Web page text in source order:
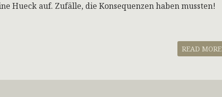
Hueck auf. Zufälle, die Konsequenzen haben mussten!
READ MORE